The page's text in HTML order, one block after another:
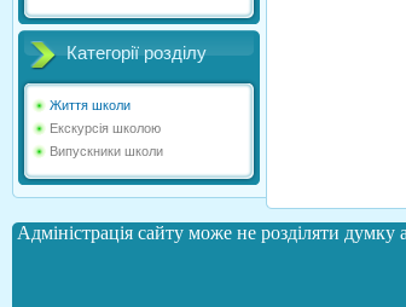
Категорії розділу
Життя школи
Екскурсія школою
Випускники школи
Адміністрація сайту може не розділяти думку